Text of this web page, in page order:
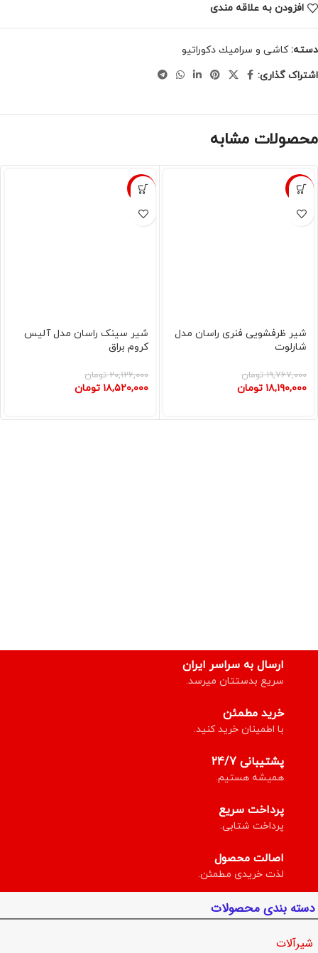
افزودن به علاقه مندی
دسته: كاشى و سراميك دكوراتيو
اشتراک گذاری:
محصولات مشابه
-8%
شیر ظرفشویی فنری راسان مدل
شارلوت
۱۹,۷۶۷,۰۰۰ تومان
۱۸,۱۹۰,۰۰۰ تومان
-8%
شیر سینک راسان مدل آلیس
کروم براق
۲۰,۱۲۶,۰۰۰ تومان
۱۸,۵۲۰,۰۰۰ تومان
ارسال به سراسر ایران
سریع بدستتان میرسد.
خرید مطمئن
با اطمینان خرید کنید.
پشتیبانی 24/7
همیشه هستیم.
پرداخت سریع
پرداخت شتابی.
اصالت محصول
لذت خریدی مطمئن.
دسته بندی محصولات
شیرآلات